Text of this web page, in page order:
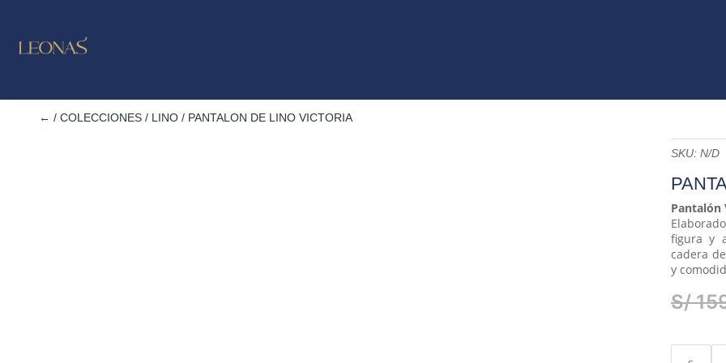
← / COLECCIONES/ LINO/ PANTALON DE LINO VICTORIA
SKU: N/D
Pantalón
figura y
cadera
y
S/